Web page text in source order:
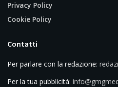
Privacy Policy
Cookie Policy
Contatti
Per parlare con la redazione:
Per la tua pubblicità: